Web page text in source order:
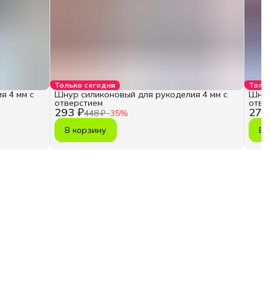
4 мм с
Только сегодня
293 ₽448 ₽−35%
Шнур силиконовый для рукоделия 4 мм с
отверстием
В корзину
275
В